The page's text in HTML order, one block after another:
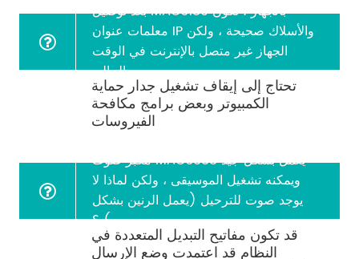
بعد توصيل MAG6180 بالجهاز ، تكون
معلمات عنوان IP والأسلاك صحيحة ، ولكن
الجهاز غير متصل بالإنترنت في الوقت
الحالي
تحتاج إلى إيقاف تشغيل جدار حماية
الكمبيوتر وبعض برامج مكافحة
الفيروسات
مكبر صوت MAG6588 يعمل بشكل جيد
ويمكنه تشغيل الموسيقى ، ولكن لماذا لا
يوجد صوت للترحيل (يعمل الرنين بشكل
جيد) ؟
قد تكون مفاتيح التبديل المتعددة في
النظام قد اعتمدت وضع الإرسال